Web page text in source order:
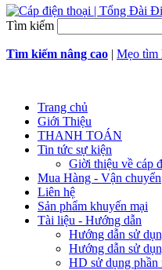
Tìm kiếm
Tìm kiếm nâng cao | Mẹo tìm
Trang chủ
Giới Thiệu
THANH TOÁN
Tin tức sự kiện
Giời thiệu về cáp
Mua Hàng - Vận chuyển
Liên hệ
Sản phẩm khuyến mại
Tài liệu - Hướng dẫn
Hướng dẫn sử
Hướng dẫn sử
HD sử dụng phần